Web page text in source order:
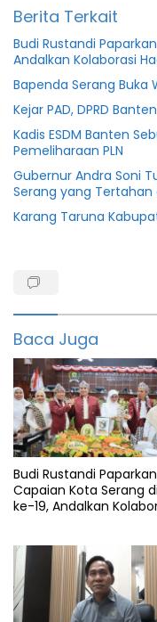
Berita Terkait
Budi Rustandi
Andalkan Kolaborasi
Bapenda Serang Buka
Kejar PAD, DPRD
Kadis ESDM Banten
Pemeliharaan PLN
Gubernur Andra Soni
Serang yang Tertahan
Karang Taruna
PPPK
honorer
Info
Pegawai
PPPK
Tenaga
teknis
Baca Juga
Budi Rustandi Paparkan
Capaian Kota Serang
ke-19, Andalkan